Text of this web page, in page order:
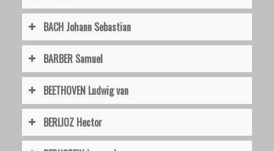
BACH Johann Sebastian
BARBER Samuel
BEETHOVEN Ludwig van
BERLIOZ Hector